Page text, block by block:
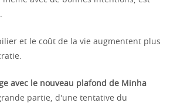
et le coût de la vie augmentent plus
avec le nouveau plafond de Minha
partie, d'une tentative du